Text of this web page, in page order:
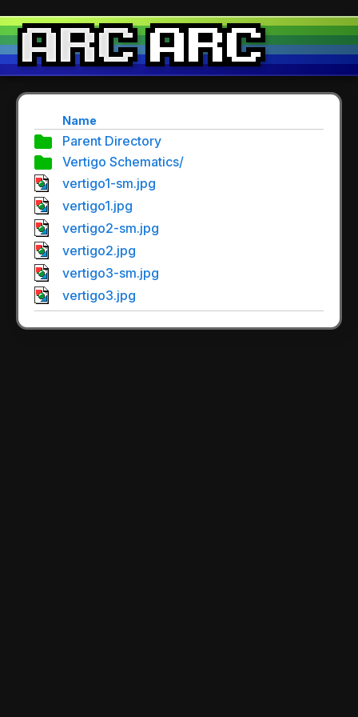
Name
Parent Directory
Vertigo Schematics/
vertigo1-sm.jpg
vertigo1.jpg
vertigo2-sm.jpg
vertigo2.jpg
vertigo3-sm.jpg
vertigo3.jpg